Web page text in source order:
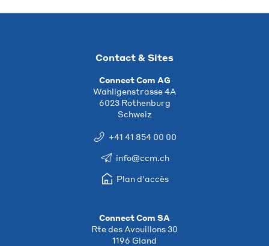
Contact & Sites
Connect Com AG
Wahligenstrasse 4A
6023 Rothenburg
Schweiz
+41 41 854 00 00
info@ccm.ch
Plan d'accès
Connect Com SA
Rte des Avouillons 30
1196 Gland